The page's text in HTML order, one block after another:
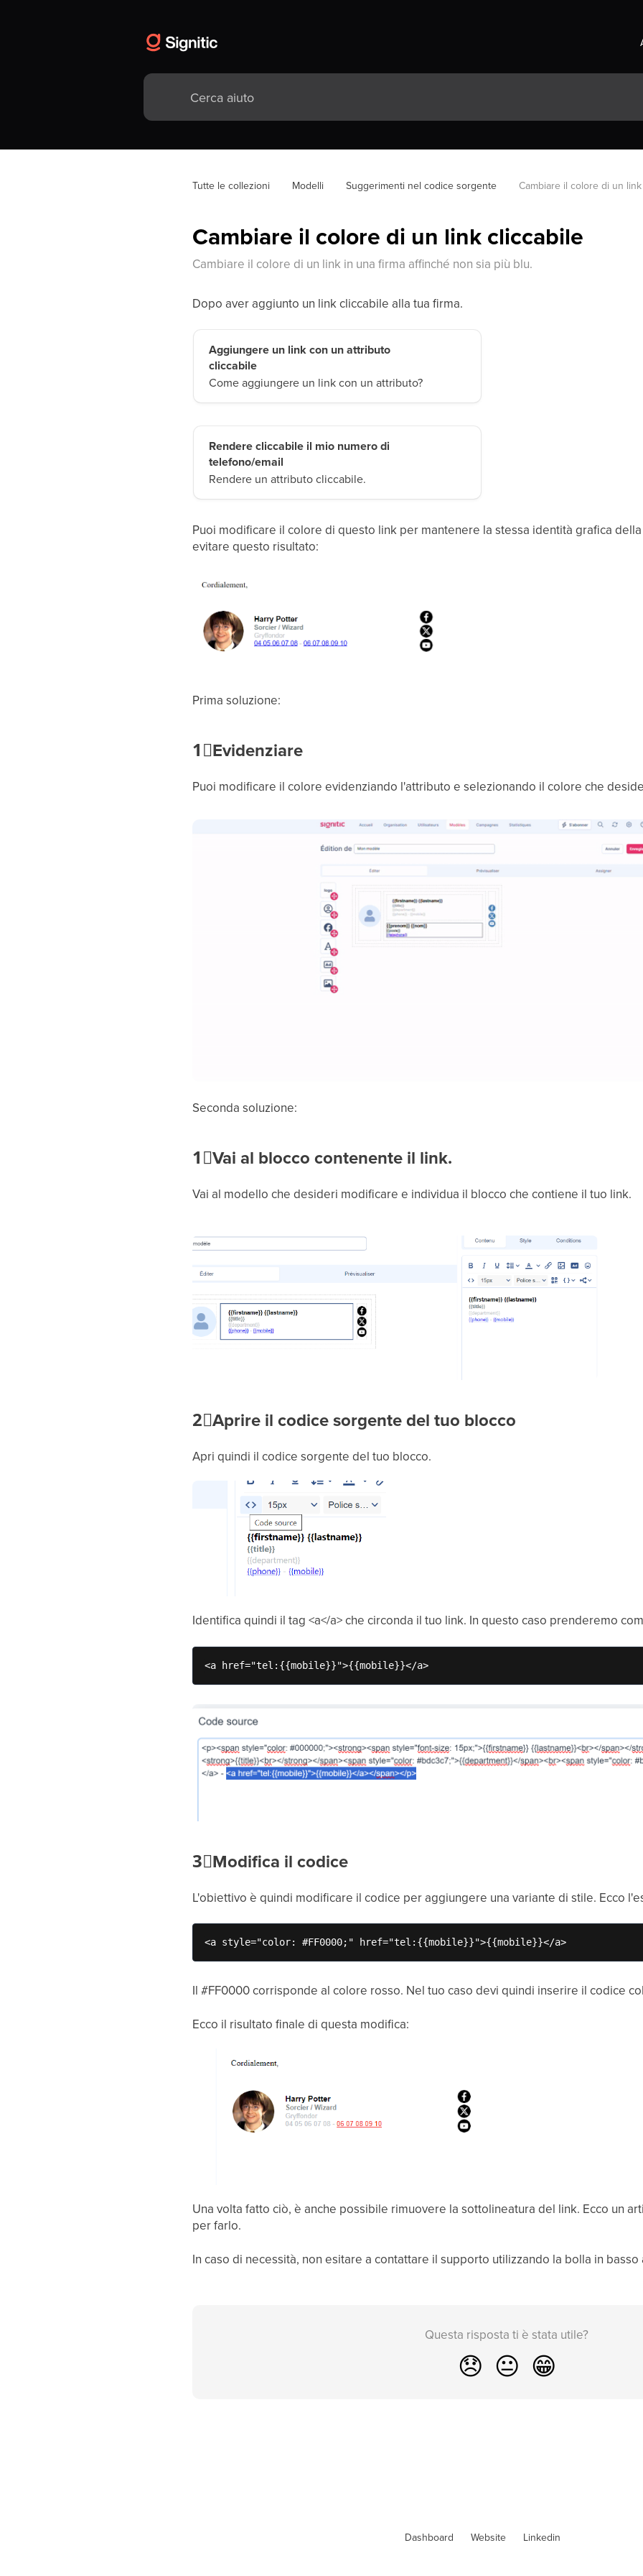
Tutte le collezioni Modelli Suggerimenti nel codice sorgente Cambiare il colore di un
Cambiare il colore di un link cliccabile
Cambiare il colore di un link in una firma affinché non sia più blu.
Dopo aver aggiunto un link cliccabile alla tua firma.
Aggiungere un link con un attributo
cliccabile
Come aggiungere un link con un attributo?
Rendere cliccabile il mio numero di
telefono/email
Rendere un attributo cliccabile.
Puoi modificare il colore di questo link per mantenere la stessa identità grafica
evitare questo risultato:
Prima soluzione:
1⃣Evidenziare
Puoi modificare il colore evidenziando l'attributo e selezionando il colore che
Seconda soluzione:
1⃣Vai al blocco contenente il link.
Vai al modello che desideri modificare e individua il blocco che contiene il tuo link.
2⃣Aprire il codice sorgente del tuo blocco
Apri quindi il codice sorgente del tuo blocco.
Identifica quindi il tag <a</a> che circonda il tuo link. In questo caso prenderemo
<a href="tel:{{mobile}}">{{mobile}}</a>
3⃣Modifica il codice
L'obiettivo è quindi modificare il codice per aggiungere una variante di stile. Ecco
<a style="color: #FF0000;" href="tel:{{mobile}}">{{mobile}}</a>
Il #FF0000 corrisponde al colore rosso. Nel tuo caso devi quindi inserire il codice
Ecco il risultato finale di questa modifica:
Una volta fatto ciò, è anche possibile rimuovere la sottolineatura del link. Ecco un
per farlo.
In caso di necessità, non esitare a contattare il supporto utilizzando la bolla in basso
Questa risposta ti è stata utile?
😞 😐 😁
Dashboard Website Linkedin